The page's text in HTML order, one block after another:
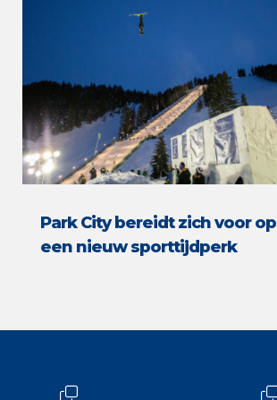
Park City bereidt zich voor op
een nieuw sporttijdperk